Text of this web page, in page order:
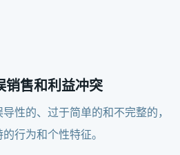
销售和利益冲突
性的、过于简单的和不完整的，
行为和个性特征。